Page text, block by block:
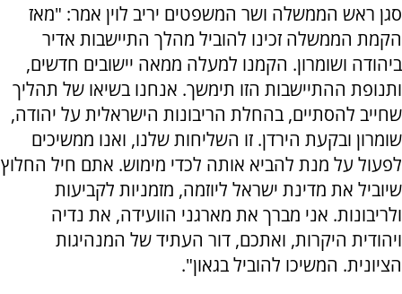
סגן ראש הממשלה ושר המשפטים יריב לוין אמר: "מאז
הקמת הממשלה זכינו להוביל מהלך התיישבות אדיר
ביהודה ושומרון. הקמנו למעלה ממאה יישובים חדשים,
ותנופת ההתיישבות הזו תימשך. אנחנו בשיאו של תהליך
שחייב להסתיים, בהחלת הריבונות הישראלית על יהודה,
שומרון ובקעת הירדן. זו השליחות שלנו, ואנו ממשיכים
לפעול על מנת להביא אותה לכדי מימוש. אתם חיל החלוץ
שיוביל את מדינת ישראל ליוזמה, מזמניות לקביעות
ולריבונות. אני מברך את מארגני הוועידה, את נדיה
ויהודית היקרות, ואתכם, דור העתיד של המנהיגות
הציונית. המשיכו להוביל בגאון".